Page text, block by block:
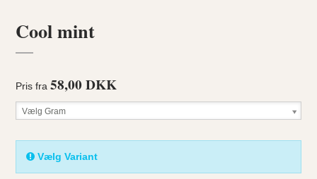
Cool mint
Pris fra 58,00 DKK
Vælg Gram
Vælg Variant